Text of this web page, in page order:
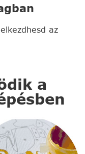
az
a